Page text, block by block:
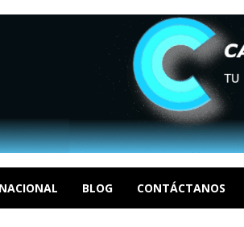
BLOG CONTÁCTANOS
de derechos humanos en el Minister...
un mercado impulsado por el auge de...
La Guaira que hasta ahora no había ...
Por Dayana Cristina Duzoglou L.